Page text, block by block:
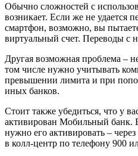
Обычно сложностей с
возникает. Если же не удается
смартфон, возможно, вы
виртуальный счет. Переводы с
Другая возможная проблема –
том числе нужно учитывать
превышении лимита и при
иных банков.
Стоит также убедиться, что у
активирован Мобильный банк.
нужно его активировать –
в колл-центр по телефону 900